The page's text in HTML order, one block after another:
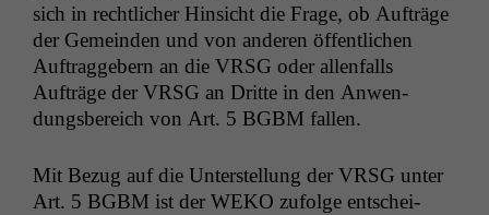
sich in rechtlich­er Hin­sicht die Frage, ob Aufträge
der Gemein­den und von anderen öffentlichen
Auf­tragge­bern an die VRSG oder allen­falls
Aufträge der VRSG an Dritte in den Anwen­
dungs­bere­ich von Art. 5 BGBM fallen.
Mit Bezug auf die Unter­stel­lung der VRSG unter
Art. 5 BGBM ist der WEKO zufolge entschei­